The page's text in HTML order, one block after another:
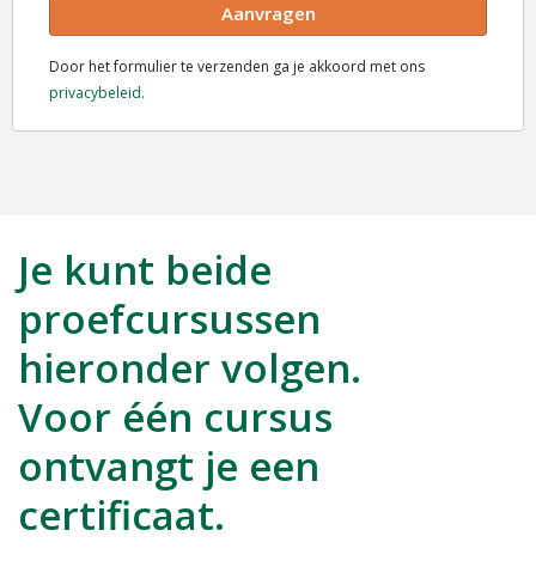
Aanvragen
Door het formulier te verzenden ga je akkoord met ons
privacybeleid.
Je kunt beide
proefcursussen
hieronder volgen.
Voor één cursus
ontvangt je een
certificaat.